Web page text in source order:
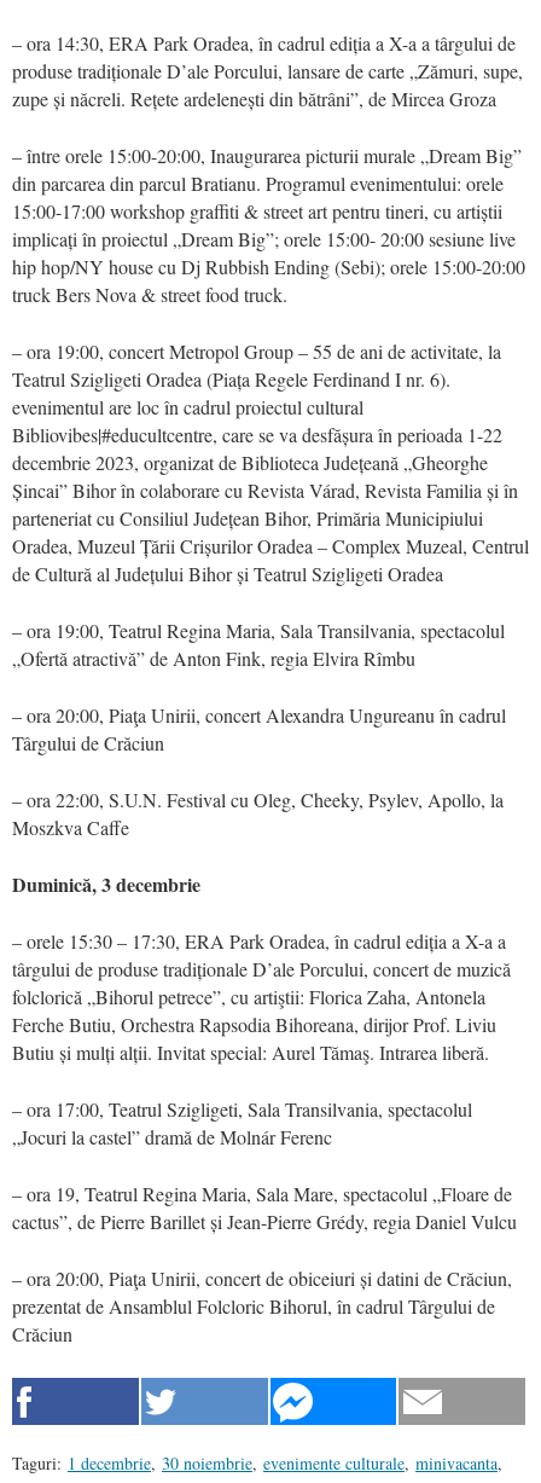
– ora 14:30, ERA Park Oradea, în cadrul ediția a X-a a târgului de
produse tradiționale D’ale Porcului, lansare de carte „Zămuri, supe,
zupe și năcreli. Rețete ardelenești din bătrâni”, de Mircea Groza
– între orele 15:00-20:00, Inaugurarea picturii murale „Dream Big”
din parcarea din parcul Bratianu. Programul evenimentului: orele
15:00-17:00 workshop graffiti & street art pentru tineri, cu artiștii
implicați în proiectul „Dream Big”; orele 15:00- 20:00 sesiune live
hip hop/NY house cu Dj Rubbish Ending (Sebi); orele 15:00-20:00
truck Bers Nova & street food truck.
– ora 19:00, concert Metropol Group – 55 de ani de activitate, la
Teatrul Szigligeti Oradea (Piața Regele Ferdinand I nr. 6).
evenimentul are loc în cadrul proiectul cultural
Bibliovibes|#educultcentre, care se va desfășura în perioada 1-22
decembrie 2023, organizat de Biblioteca Județeană „Gheorghe
Șincai” Bihor în colaborare cu Revista Várad, Revista Familia și în
parteneriat cu Consiliul Județean Bihor, Primăria Municipiului
Oradea, Muzeul Țării Crișurilor Oradea – Complex Muzeal, Centrul
de Cultură al Județului Bihor și Teatrul Szigligeti Oradea
– ora 19:00, Teatrul Regina Maria, Sala Transilvania, spectacolul
„Ofertă atractivă” de Anton Fink, regia Elvira Rîmbu
– ora 20:00, Piaţa Unirii, concert Alexandra Ungureanu în cadrul
Târgului de Crăciun
– ora 22:00, S.U.N. Festival cu Oleg, Cheeky, Psylev, Apollo, la
Moszkva Caffe
Duminică, 3 decembrie
– orele 15:30 – 17:30, ERA Park Oradea, în cadrul ediția a X-a a
târgului de produse tradiționale D’ale Porcului, concert de muzică
folclorică „Bihorul petrece”, cu artiştii: Florica Zaha, Antonela
Ferche Butiu, Orchestra Rapsodia Bihoreana, dirijor Prof. Liviu
Butiu și mulți alții. Invitat special: Aurel Tămaş. Intrarea liberă.
– ora 17:00, Teatrul Szigligeti, Sala Transilvania, spectacolul
„Jocuri la castel” dramă de Molnár Ferenc
– ora 19, Teatrul Regina Maria, Sala Mare, spectacolul „Floare de
cactus”, de Pierre Barillet și Jean-Pierre Grédy, regia Daniel Vulcu
– ora 20:00, Piaţa Unirii, concert de obiceiuri și datini de Crăciun,
prezentat de Ansamblul Folcloric Bihorul, în cadrul Târgului de
Crăciun
Taguri: 1 decembrie, 30 noiembrie, evenimente culturale, minivacanta,